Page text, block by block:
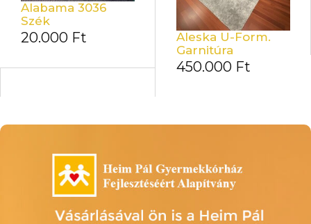
Alabama 3036
Szék
20.000 Ft
Aleska U-Form.
Garnitúra
450.000 Ft